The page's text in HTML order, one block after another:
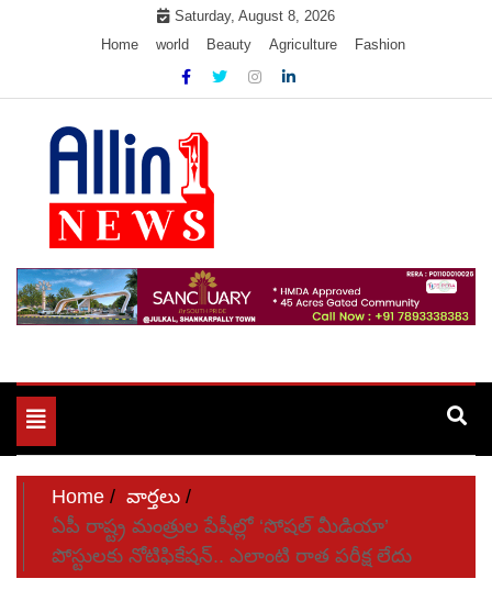
Saturday, August 8, 2026
Home
world Beauty Agriculture Fashion
Allin1news
Toggle
navigation
Home
వార్తలు
ఏపీ రాష్ట్ర మంత్రుల పేషీల్లో ‘సోషల్‌ మీడియా’
పోస్టులకు నోటిఫికేషన్‌.. ఎలాంటి రాత పరీక్ష లేదు